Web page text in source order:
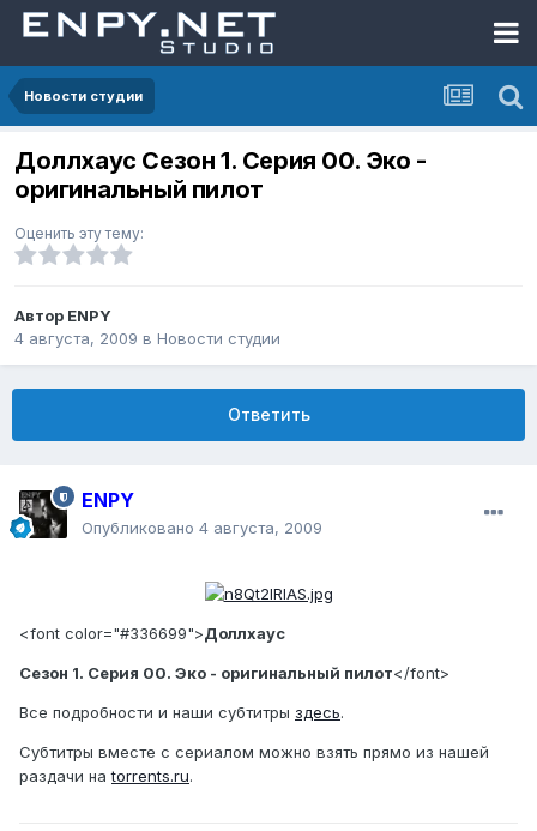
Новости студии
Доллхаус Сезон 1. Серия 00. Эко -
оригинальный пилот
Оценить эту тему:
Автор ENPY
4 августа, 2009 в Новости студии
Ответить
ENPY
Опубликовано 4 августа, 2009
<font color="#336699">Доллхаус
Сезон 1. Серия 00. Эко - оригинальный пилот</font>
Все подробности и наши субтитры здесь.
Субтитры вместе с сериалом можно взять прямо из нашей
раздачи наtorrents.ru.